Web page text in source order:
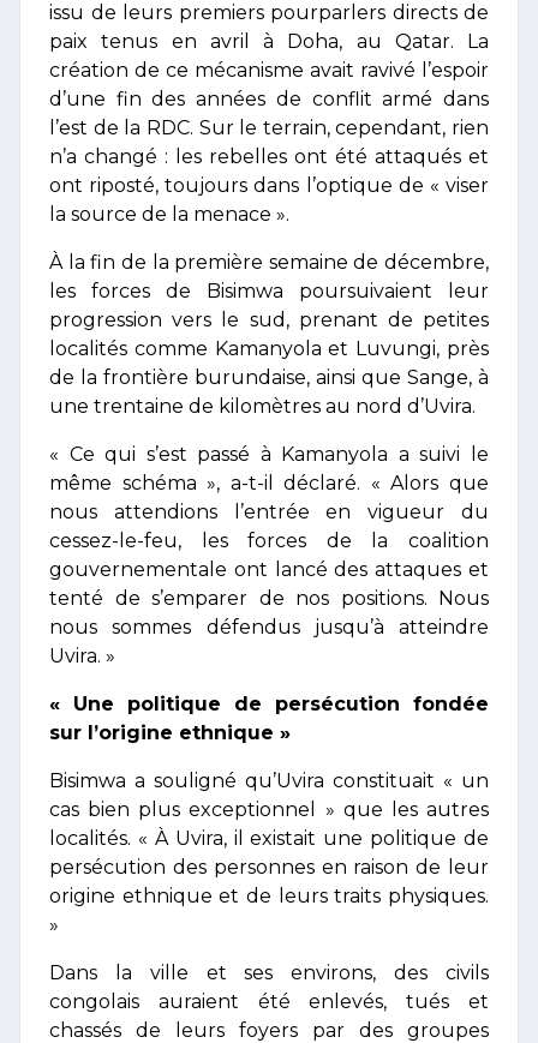
issu de leurs premiers pourparlers directs de
paix tenus en avril à Doha, au Qatar. La
création de ce mécanisme avait ravivé l’espoir
d’une fin des années de conflit armé dans
l’est de la RDC. Sur le terrain, cependant, rien
n’a changé : les rebelles ont été attaqués et
ont riposté, toujours dans l’optique de « viser
la source de la menace ».
À la fin de la première semaine de décembre,
les forces de Bisimwa poursuivaient leur
progression vers le sud, prenant de petites
localités comme Kamanyola et Luvungi, près
de la frontière burundaise, ainsi que Sange, à
une trentaine de kilomètres au nord d’Uvira.
« Ce qui s’est passé à Kamanyola a suivi le
même schéma », a-t-il déclaré. « Alors que
nous attendions l’entrée en vigueur du
cessez-le-feu, les forces de la coalition
gouvernementale ont lancé des attaques et
tenté de s’emparer de nos positions. Nous
nous sommes défendus jusqu’à atteindre
Uvira. »
« Une politique de persécution fondée
sur l’origine ethnique »
Bisimwa a souligné qu’Uvira constituait « un
cas bien plus exceptionnel » que les autres
localités. « À Uvira, il existait une politique de
persécution des personnes en raison de leur
origine ethnique et de leurs traits physiques.
»
Dans la ville et ses environs, des civils
congolais auraient été enlevés, tués et
chassés de leurs foyers par des groupes